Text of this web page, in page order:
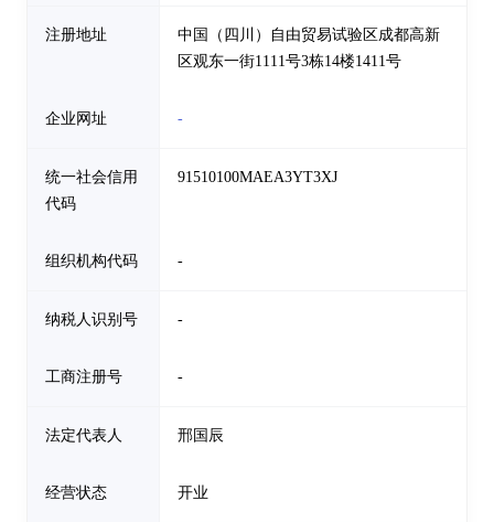
注册地址
中国（四川）自由贸易试验区成都高新
区观东一街1111号3栋14楼1411号
企业网址 -
统一社会信用
代码
91510100MAEA3YT3XJ
组织机构代码 -
纳税人识别号 -
工商注册号 -
法定代表人 邢国辰
经营状态 开业